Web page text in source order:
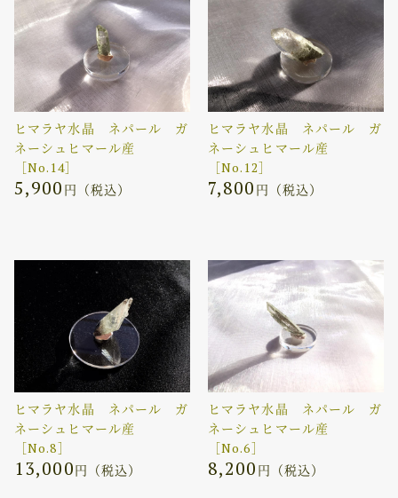
ヒマラヤ水晶 ネパール ガ
ネーシュヒマール産
［No.14］
5,900 円（税込）
ヒマラヤ水晶 ネパール ガ
ネーシュヒマール産
［No.12］
7,800 円（税込）
ヒマラヤ水晶 ネパール ガ
ネーシュヒマール産
［No.8］
13,000円（税込）
ヒマラヤ水晶 ネパール ガ
ネーシュヒマール産
［No.6］
8,200 円（税込）